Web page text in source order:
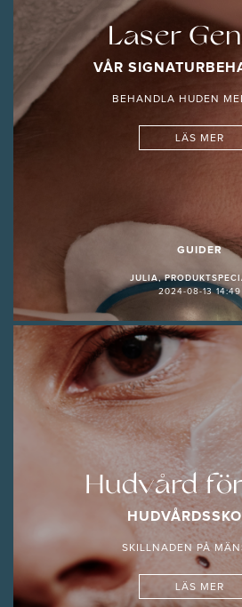
Laser
VÅR
BEHANDLA HUDEN
LÄS MER
GUIDER
JULIA,
2024-08-13 14:49
Hudvård
SKILLNADEN PÅ
LÄS MER